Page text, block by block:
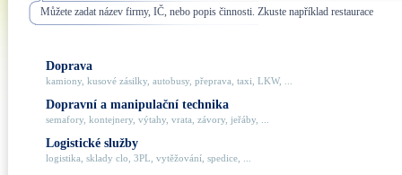
Můžete zadat název firmy, IČ, nebo popis činnosti. Zkuste například restaurace
Doprava
kamiony, kusové zásilky, autobusy, přeprava, taxi, LKW, ...
Dopravní a manipulační technika
semafory, kontejnery, výtahy, vrata, závory, jeřáby, ...
Logistické služby
logistika, sklady clo, 3PL, vytěžování, spedice, ...